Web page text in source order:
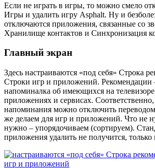
Если не играть в игры, то можно смело
Игры и удалить игру Asphalt. Ну и
отключаются приложения, связанные со
Хранилище контактов и Синхронизация
Главный экран
Здесь настраиваются «под себя» Строка
Строки игр и приложений. Рекомендации
напоминалка об имеющихся на
приложениях и сервисах.
напоминания можно отключить
же делаем для игр и приложений. Что не
нужно – упорядочиваем (сортируем).
приложения удалить не получится, только